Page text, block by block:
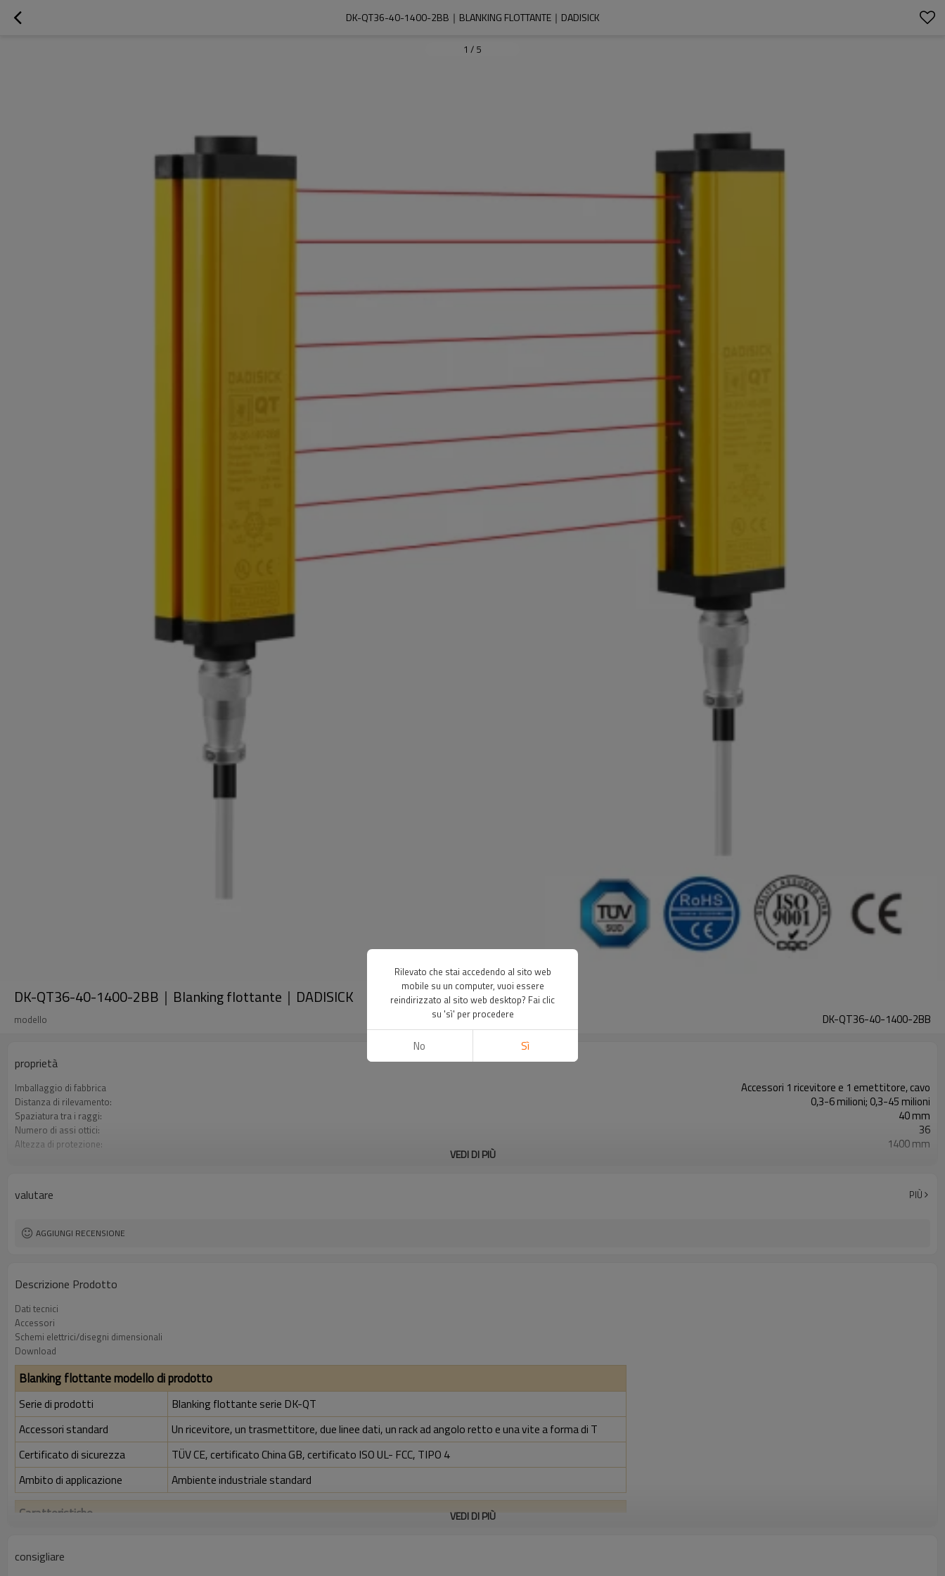
DK-QT36-40-1400-2BB｜BLANKING FLOTTANTE｜DADISICK
1 / 5
DK-QT36-40-1400-2BB｜Blanking flottante｜DADISICK
modello DK-QT36-40-1400-2BB
proprietà
Imballaggio di fabbrica Accessori 1 ricevitore e 1 emettitore, cavo
Distanza di rilevamento: 0,3-6 milioni; 0,3-45 milioni
Spaziatura tra i raggi: 40 mm
Numero di assi ottici: 36
Altezza di protezione: 1400 mm
con accessori di montaggio
Certificazione: TUV, UL, CE, RoSH, GB
VEDI DI PIÙ
valutare PIÙ
AGGIUNGI RECENSIONE
Descrizione Prodotto
Dati tecnici
Accessori
Schemi elettrici/disegni dimensionali
Download
Blanking flottante modello di prodotto
Serie di prodotti
Blanking flottante serie DK-QT
Accessori standard
Un ricevitore, un trasmettitore, due linee dati, un rack ad angolo retto e una vite a forma di T
Certificato di sicurezza
TÜV CE, certificato China GB, certificato ISO UL- FCC, TIPO 4
Ambito di applicazione
Ambiente industriale standard
Caratteristiche
Controlla la precisione
VEDI DI PIÙ
consigliare
Rilevato che stai accedendo al sito web
mobile su un computer, vuoi essere
reindirizzato al sito web desktop? Fai clic
su 'sì' per procedere
No Sì